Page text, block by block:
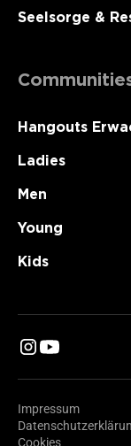
Seelsorge &
Hangouts
Ladies
Men
Young
Kids
Impressum
Cookies